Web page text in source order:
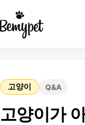
고양이 Q&A
고양이가